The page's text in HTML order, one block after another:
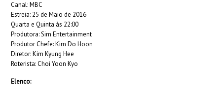
Canal: MBC
Estreia: 25 de Maio de 2016
Quarta e Quinta às 22:00
Produtora: Sim Entertainment
Produtor Chefe: Kim Do Hoon
Diretor: Kim Kyung Hee
Roterista: Choi Yoon Kyo
Elenco: